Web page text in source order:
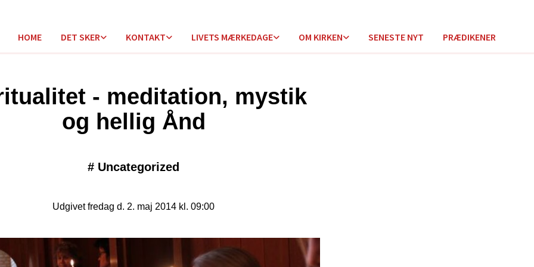
HOME DET SKER KONTAKT LIVETS MÆRKEDAGE OM KIRKEN SENESTE NYT PRÆDIKENER
- meditation, mystik
og hellig Ånd
# Uncategorized
Udgivet fredag d. 2. maj 2014 kl. 09:00